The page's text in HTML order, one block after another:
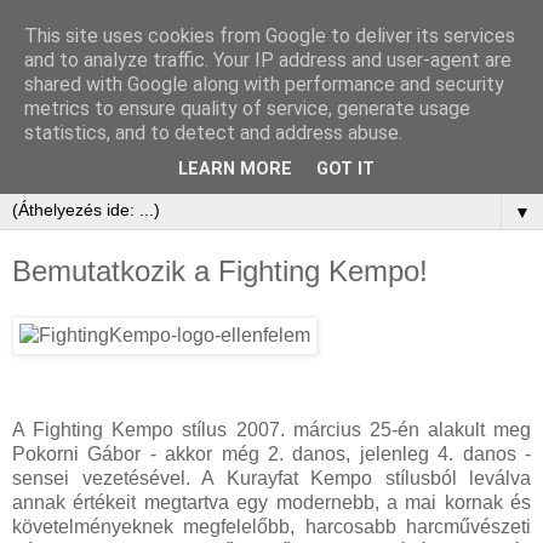
▼
Bemutatkozik a Fighting Kempo!
A Fighting Kempo stílus 2007. március 25-én alakult meg
Pokorni Gábor - akkor még 2. danos, jelenleg 4. danos -
sensei vezetésével. A Kurayfat Kempo stílusból leválva
annak értékeit megtartva egy modernebb, a mai kornak és
követelményeknek megfelelőbb, harcosabb harcművészeti
This site uses cookies from Google to deliver its services
and to analyze traffic. Your IP address and user-agent are
shared with Google along with performance and security
metrics to ensure quality of service, generate usage
statistics, and to detect and address abuse.
LEARN MORE GOT IT